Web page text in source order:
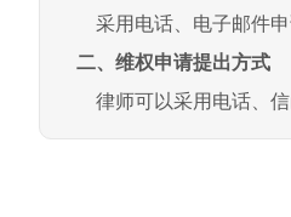
采用电话、电子邮件
二、维权申请提出方式
律师可以采用电话、